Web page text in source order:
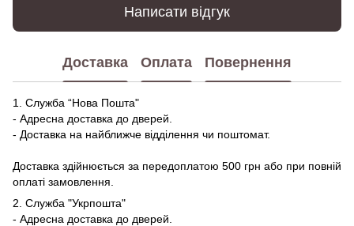
Написати відгук
Доставка Оплата Повернення
1. Служба “Нова Пошта"
- Адресна доставка до дверей.
- Доставка на найближче відділення чи поштомат.
Доставка здійнюється за передоплатою 500 грн або при повній
оплаті замовлення.
2. Служба "Укрпошта"
- Адресна доставка до дверей.